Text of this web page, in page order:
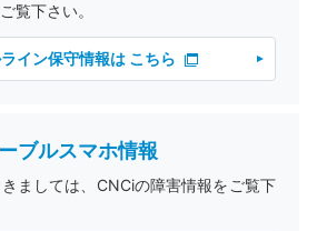
覧下さい。
イン保守情報は こちら
ブルスマホ情報
ましては、CNCiの障害情報をご覧下